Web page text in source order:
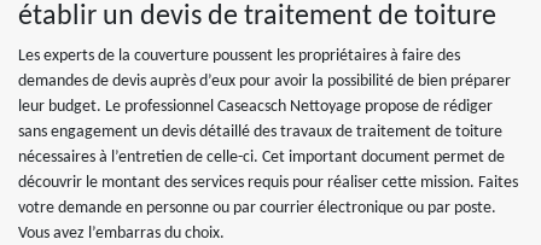
établir un devis de traitement de toiture
Les experts de la couverture poussent les propriétaires à faire des
demandes de devis auprès d’eux pour avoir la possibilité de bien préparer
leur budget. Le professionnel Caseacsch Nettoyage propose de rédiger
sans engagement un devis détaillé des travaux de traitement de toiture
nécessaires à l’entretien de celle-ci. Cet important document permet de
découvrir le montant des services requis pour réaliser cette mission. Faites
votre demande en personne ou par courrier électronique ou par poste.
Vous avez l’embarras du choix.